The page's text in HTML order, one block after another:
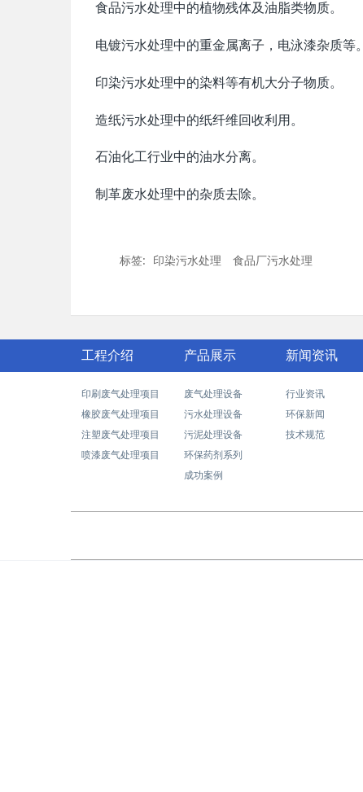
食品污水处理中的植物残体及油脂类物质。
电镀污水处理中的重金属离子，电泳漆杂质等。
印染污水处理中的染料等有机大分子物质。
造纸污水处理中的纸纤维回收利用。
石油化工行业中的油水分离。
制革废水处理中的杂质去除。
标签: 印染污水处理 食品厂污水处理
工程介绍
印刷废气处理项目
橡胶废气处理项目
注塑废气处理项目
喷漆废气处理项目
产品展示
废气处理设备
污水处理设备
污泥处理设备
环保药剂系列
成功案例
新闻资讯
行业资讯
环保新闻
技术规范